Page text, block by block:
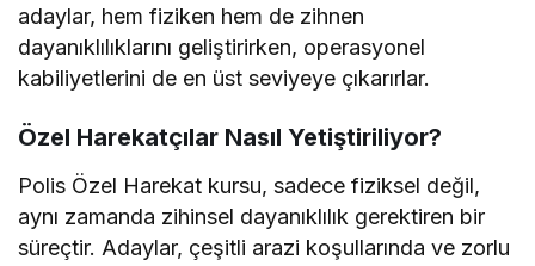
adaylar, hem fiziken hem de zihnen
dayanıklılıklarını geliştirirken, operasyonel
kabiliyetlerini de en üst seviyeye çıkarırlar.
Özel Harekatçılar Nasıl Yetiştiriliyor?
Polis Özel Harekat kursu, sadece fiziksel değil,
aynı zamanda zihinsel dayanıklılık gerektiren bir
süreçtir. Adaylar, çeşitli arazi koşullarında ve zorlu